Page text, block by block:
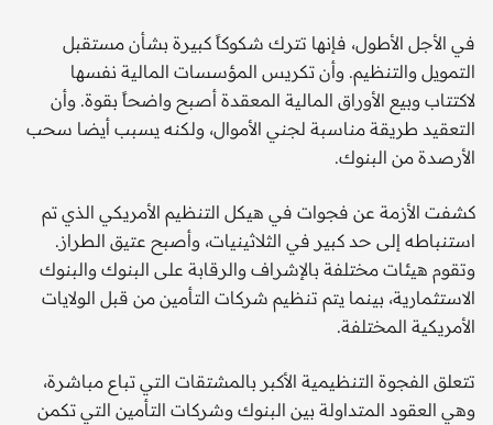
في الأجل الأطول، فإنها تترك شكوكاً كبيرة بشأن مستقبل
التمويل والتنظيم. وأن تكريس المؤسسات المالية نفسها
لاكتتاب وبيع الأوراق المالية المعقدة أصبح واضحاً بقوة. وأن
التعقيد طريقة مناسبة لجني الأموال، ولكنه يسبب أيضا سحب
الأرصدة من البنوك.
كشفت الأزمة عن فجوات في هيكل التنظيم الأمريكي الذي تم
استنباطه إلى حد كبير في الثلاثينيات، وأصبح عتيق الطراز.
وتقوم هيئات مختلفة بالإشراف والرقابة على البنوك والبنوك
الاستثمارية، بينما يتم تنظيم شركات التأمين من قبل الولايات
الأمريكية المختلفة.
تتعلق الفجوة التنظيمية الأكبر بالمشتقات التي تباع مباشرة،
وهي العقود المتداولة بين البنوك وشركات التأمين التي تكمن